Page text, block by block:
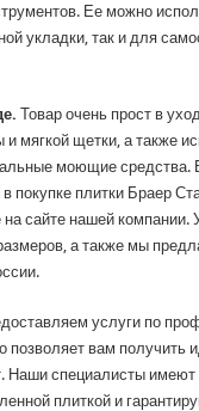
Ее можно
укладки, так и для
Товар очень прост в
мягкой щетки, а также
моющие средства.
покупке плитки Браер
на сайте нашей компании.
а также мы
услуги по
позволяет вам получить
Наши специалисты
плиткой и